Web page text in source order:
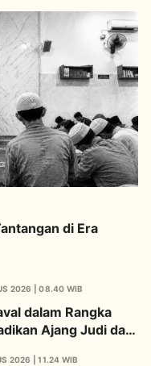
di Era
2026 | 08.40 WIB
dalam Rangka
Ajang Judi dan
2026 | 11.24 WIB